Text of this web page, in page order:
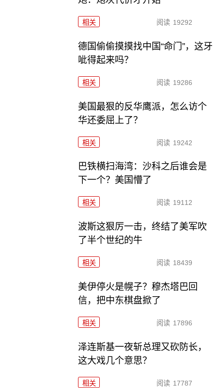
相关 阅读 19292
德国偷偷摸摸找中国“命门”，这牙
呲得起来吗？
相关 阅读 19286
美国最狠的反华鹰派，怎么访个
华还委屈上了？
相关 阅读 19242
巴铁横扫海湾：沙科之后谁会是
下一个？美国懵了
相关 阅读 19112
波斯这狠厉一击，终结了美军吹
了半个世纪的牛
相关 阅读 18439
美伊停火是幌子？穆杰塔巴回
信，把中东棋盘掀了
相关 阅读 17896
泽连斯基一夜斩总理又砍防长，
这大戏几个意思？
相关 阅读 17787